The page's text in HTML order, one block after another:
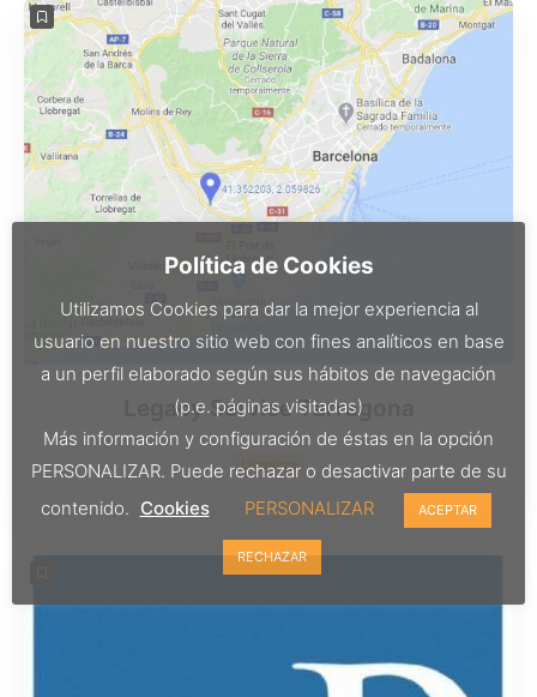
Legacy Service Tarragona
Limpieza
Política de Cookies
Utilizamos Cookies para dar la mejor experiencia al
usuario en nuestro sitio web con fines analíticos en base
a un perfil elaborado según sus hábitos de navegación
(p.e. páginas visitadas)
Más información y configuración de éstas en la opción
PERSONALIZAR. Puede rechazar o desactivar parte de su
contenido. Cookies PERSONALIZAR ACEPTAR
RECHAZAR